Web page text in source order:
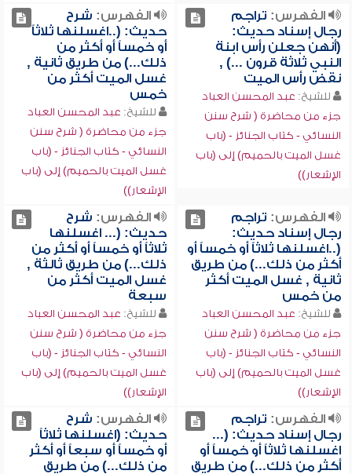
الفهرس: تراجم
رجال إسناد حديث:
(أنهن جعلن رأس ابنة
النبي ثلاثة قرون ...) ,
نقض رأس الميت
للشيخ: عبد المحسن العباد
جزء من محاضرة ( شرح سنن
النسائي - كتاب الجنائز - (باب
غسل الميت بالحميم) إلى (باب
الإشعار))
الفهرس: شرح
حديث: (..اغسلنها ثلاثاً
أو خمساً أو أكثر من
ذلك...) من طريق ثانية ,
غسل الميت أكثر من
خمس
للشيخ: عبد المحسن العباد
جزء من محاضرة ( شرح سنن
النسائي - كتاب الجنائز - (باب
غسل الميت بالحميم) إلى (باب
الإشعار))
الفهرس: تراجم
رجال إسناد حديث:
(..اغسلنها ثلاثاً أو خمساً أو
أكثر من ذلك...) من طريق
ثانية , غسل الميت أكثر
من خمس
للشيخ: عبد المحسن العباد
جزء من محاضرة ( شرح سنن
النسائي - كتاب الجنائز - (باب
غسل الميت بالحميم) إلى (باب
الإشعار))
الفهرس: شرح
حديث: (... اغسلنها
ثلاثاً أو خمساً أو أكثر من
ذلك...) من طريق ثالثة ,
غسل الميت أكثر من
سبعة
للشيخ: عبد المحسن العباد
جزء من محاضرة ( شرح سنن
النسائي - كتاب الجنائز - (باب
غسل الميت بالحميم) إلى (باب
الإشعار))
الفهرس: تراجم
رجال إسناد حديث: (...
اغسلنها ثلاثاً أو خمساً أو
أكثر من ذلك...) من طريق
الفهرس: شرح
حديث: (اغسلنها ثلاثاً
أو خمساً أو سبعاً أو أكثر
من ذلك...) من طريق